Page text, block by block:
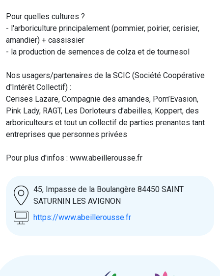
Pour quelles cultures ?
- l'arboriculture principalement (pommier, poirier, cerisier,
amandier) + cassissier
- la production de semences de colza et de tournesol
Nos usagers/partenaires de la SCIC (Société Coopérative
d'Intérêt Collectif) :
Cerises Lazare, Compagnie des amandes, Pom’Evasion,
Pink Lady, RAGT, Les Dorloteurs d’abeilles, Koppert, des
arboriculteurs et tout un collectif de parties prenantes tant
entreprises que personnes privées
Pour plus d'infos : www.abeillerousse.fr
45, Impasse de la Boulangère 84450 SAINT
SATURNIN LES AVIGNON
https://www.abeillerousse.fr